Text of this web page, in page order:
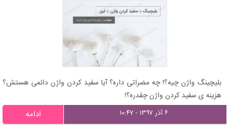
بلیچینگ واژن چیه؟! چه مضراتی داره؟ آیا سفید کردن واژن دائمی هستش؟
هزینه ی سفید کردن واژن چقدره؟!
۶ آذر ۱۳۹۷ - ۱۰:۴۷ ادامه